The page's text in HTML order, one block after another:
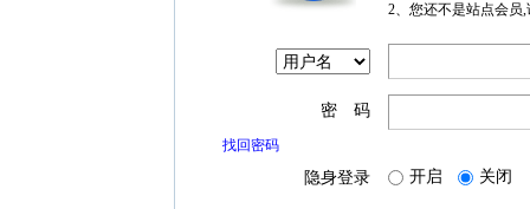
2、您还不是站点会员
密 码
找回密码
隐身登录 开启 关闭